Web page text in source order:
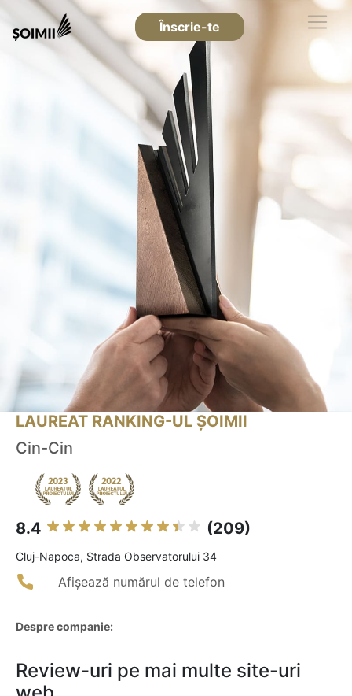
Înscrie-te
LAUREAT RANKING-UL ȘOIMII
Cin-Cin
8.4 (209)
Cluj-Napoca, Strada Observatorului 34
Afișează numărul de telefon
Despre companie:
Review-uri pe mai multe site-uri